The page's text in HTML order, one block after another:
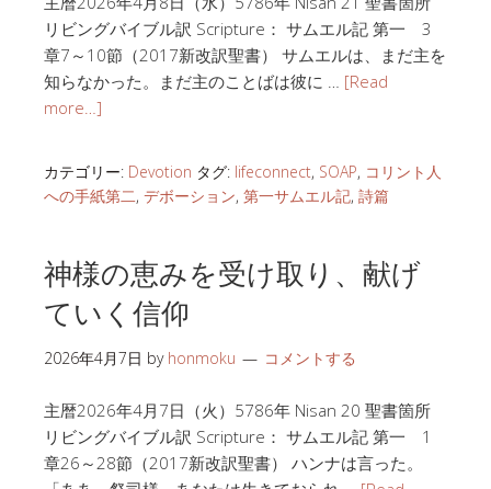
リビングバイブル訳 Scripture： サムエル記 第一 3
章7～10節（2017新改訳聖書） サムエルは、まだ主を
知らなかった。まだ主のことばは彼に … [Read
more…]
カテゴリー: Devotion タグ: lifeconnect, SOAP, コリント人
への手紙第二, デボーション, 第一サムエル記, 詩篇
神様の恵みを受け取り、献げ
ていく信仰
2026年4月7日 by honmoku コメントする
主暦2026年4月7日（火）5786年 Nisan 20 聖書箇所
リビングバイブル訳 Scripture： サムエル記 第一 1
章26～28節（2017新改訳聖書） ハンナは言った。